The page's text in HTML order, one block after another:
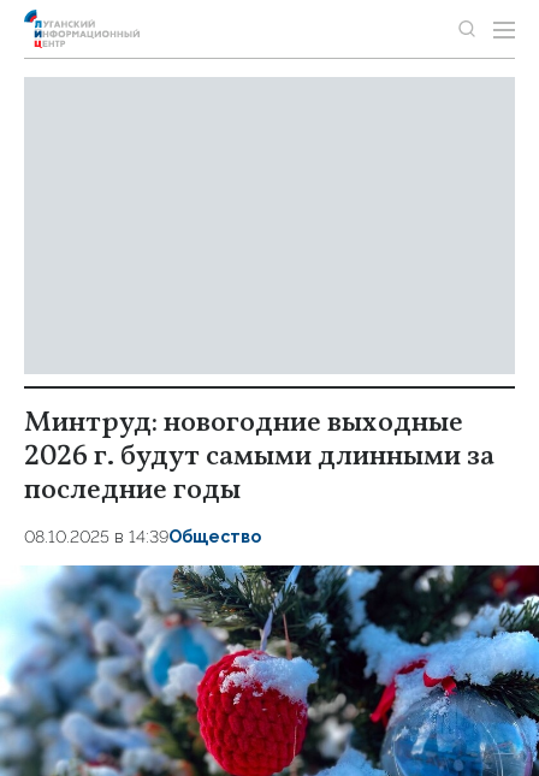
Минтруд: новогодние выходные
2026 г. будут самыми длинными за
последние годы
08.10.2025 в 14:39Общество